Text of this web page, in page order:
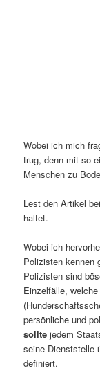
Wobei ich mich
trug, denn mit so
Menschen zu
Lest den Artikel
haltet.
Wobei ich
Polizisten kennen
Polizisten sind
Einzelfälle,
persönliche und
sollte jedem
seine Dienststelle
definiert.